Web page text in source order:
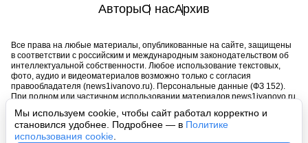
Мы используем cookie, чтобы сайт работал корректно и
становился удобнее. Подробнее — в Политике
использования cookie
АвторыО насАрхив
Все права на любые материалы, опубликованные на сайте, защищены
в соответствии с российским и международным законодательством об
интеллектуальной собственности. Любое использование текстовых,
фото, аудио и видеоматериалов возможно только с согласия
правообладателя (news1ivanovo.ru). Персональные данные (ФЗ 152).
При полном или частичном использовании материалов news1ivanovo.ru
обязательна. Запрещено для детей. Оригинал текста:
https://news1ivanovo.ru/